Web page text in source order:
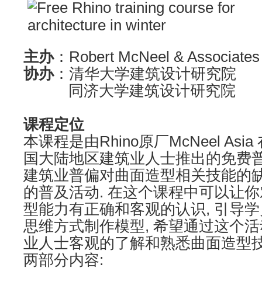
主办：Robert McNeel & Associates
协办：清华大学建筑设计研究院
同济大学建筑设计
课程定位
本课程是由Rhino原厂McNeel Asia
国 大陆地区建筑业人士推出的免费
建筑业普偏对曲面造型相关技能的
的普及活动. 在这个课程中可以让
型能力有正确和客观的认识, 引导
思维方式制作模型, 希望通过这个
业人士客观的了解和熟悉曲面造型
两部分内容: